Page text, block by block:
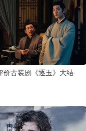
价古装剧《逐玉》大结